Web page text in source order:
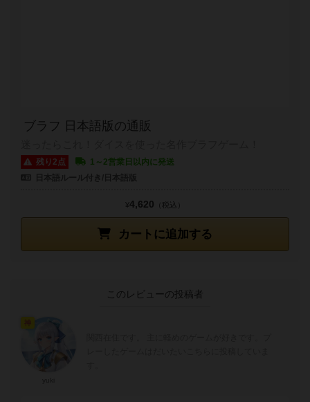
ブラフ 日本語版の通販
残り2点
1～2営業日以内に発送
カートに追加する
¥4,620 （税込）
このレビューの投稿者